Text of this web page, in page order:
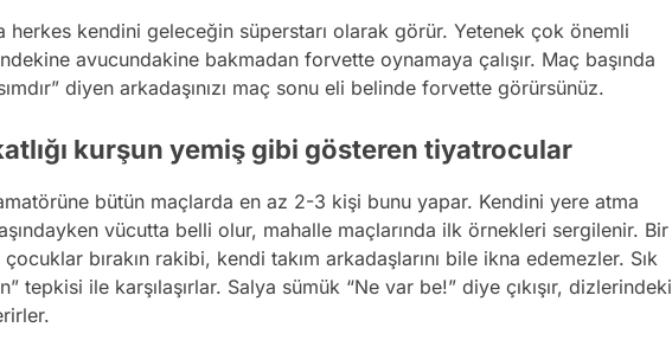
herkes kendini geleceğin süperstarı olarak görür. Yetenek çok önemli
avucundakine bakmadan forvette oynamaya çalışır. Maç başında
diyen arkadaşınızı maç sonu eli belinde forvette görürsünüz.
kurşun yemiş gibi gösteren tiyatrocular
bütün maçlarda en az 2-3 kişi bunu yapar. Kendini yere atma
vücutta belli olur, mahalle maçlarında ilk örnekleri sergilenir. Bir
bırakın rakibi, kendi takım arkadaşlarını bile ikna edemezler. Sık
tepkisi ile karşılaşırlar. Salya sümük “Ne var be!” diye çıkışır, dizlerindeki